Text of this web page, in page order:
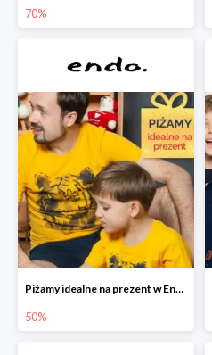
70%
Piżamy idealne na prezent w Endo do -50%
50%